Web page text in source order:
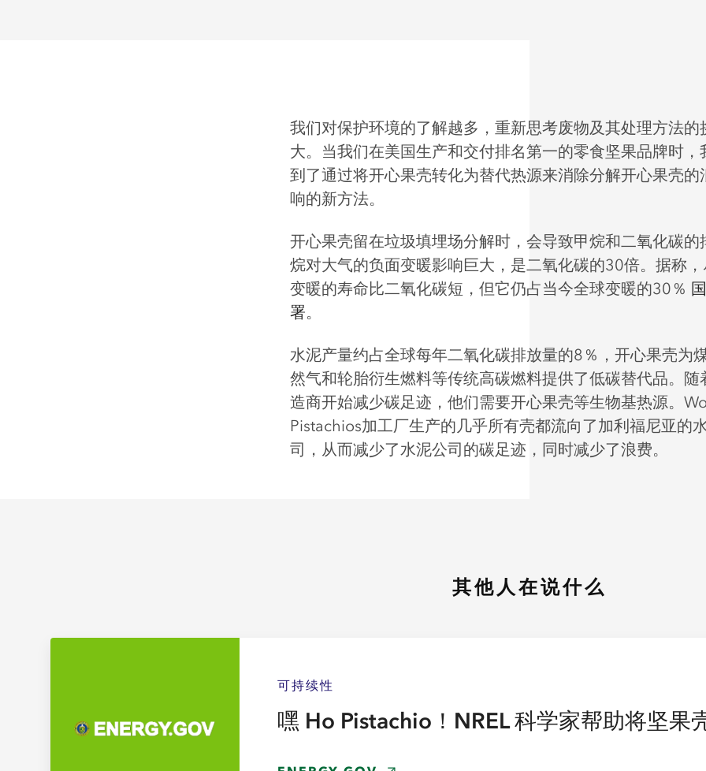
我们对保护环境的了解越多，重新思考废物及其处理方法的
大。当我们在美国生产和交付排名第一的零食坚果品牌时，
到了通过将开心果壳转化为替代热源来消除分解开心果壳的
响的新方法。
开心果壳留在垃圾填埋场分解时，会导致甲烷和二氧化碳的
烷对大气的负面变暖影响巨大，是二氧化碳的30倍。据称
变暖的寿命比二氧化碳短，但它仍占当今全球变暖的30％
署。
水泥产量约占全球每年二氧化碳排放量的8％，开心果壳为
然气和轮胎衍生燃料等传统高碳燃料提供了低碳替代品。随
造商开始减少碳足迹，他们需要开心果壳等生物基热源。
Pistachios加工厂生产的几乎所有壳都流向了加利福尼亚的
司，从而减少了水泥公司的碳足迹，同时减少了浪费。
其他人在说什么
可持续性
嘿 Ho Pistachio！NREL 科学家帮助将坚果